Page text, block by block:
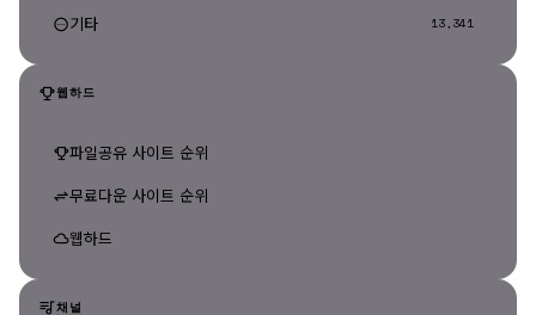
기타 13,341
웹하드
파일공유 사이트 순위
무료다운 사이트 순위
웹하드
채널